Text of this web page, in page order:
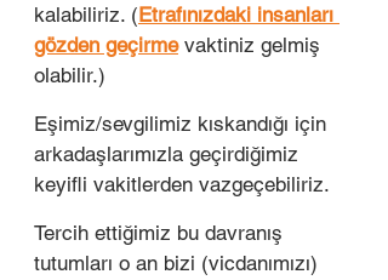
kalabiliriz. (Etrafınızdaki insanları
gözden geçirme vaktiniz gelmiş
olabilir.)
Eşimiz/sevgilimiz kıskandığı için
arkadaşlarımızla geçirdiğimiz
keyifli vakitlerden vazgeçebiliriz.
Tercih ettiğimiz bu davranış
tutumları o an bizi (vicdanımızı)